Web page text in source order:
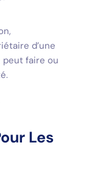
d’une
peut faire ou
Les